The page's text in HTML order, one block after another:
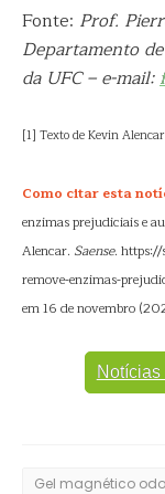
Fonte: Prof.
Departamento
da UFC – e-mail:
[1] Texto de Kevin
Como citar esta
enzimas prejudiciais e
Alencar. Saense. https://
remove-enzimas-
em 16 de novembro